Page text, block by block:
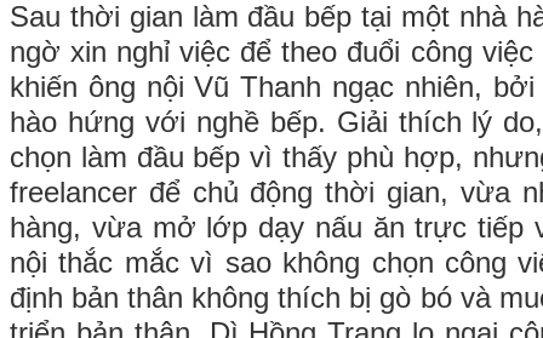
Sau thời gian làm đầu bếp tại một nhà
ngờ xin nghỉ việc để theo đuổi công
khiến ông nội Vũ Thanh ngạc nhiên,
hào hứng với nghề bếp. Giải thích lý
chọn làm đầu bếp vì thấy phù hợp,
freelancer để chủ động thời gian, vừa
hàng, vừa mở lớp dạy nấu ăn trực tiếp
nội thắc mắc vì sao không chọn công
định bản thân không thích bị gò bó và